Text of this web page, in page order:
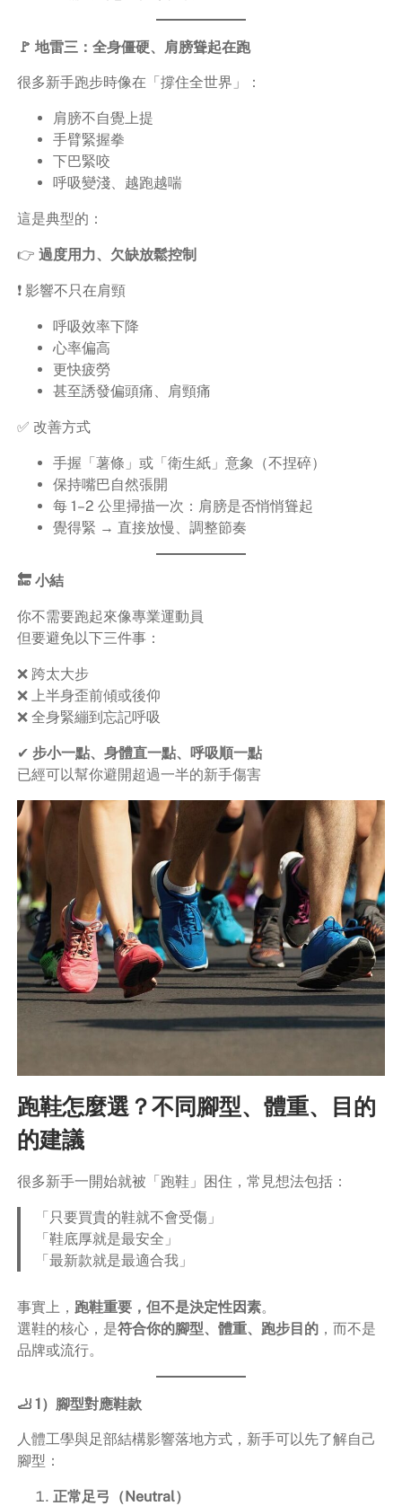
🚩 地雷三：全身僵硬、肩膀聳起在跑
很多新手跑步時像在「撐住全世界」：
肩膀不自覺上提
手臂緊握拳
下巴緊咬
呼吸變淺、越跑越喘
這是典型的：
👉 過度用力、欠缺放鬆控制
❗ 影響不只在肩頸
呼吸效率下降
心率偏高
更快疲勞
甚至誘發偏頭痛、肩頸痛
✅ 改善方式
手握「薯條」或「衛生紙」意象（不捏碎）
保持嘴巴自然張開
每 1–2 公里掃描一次：肩膀是否悄悄聳起
覺得緊 → 直接放慢、調整節奏
🔚 小結
你不需要跑起來像專業運動員
但要避免以下三件事：
❌ 跨太大步
❌ 上半身歪前傾或後仰
❌ 全身緊繃到忘記呼吸
✔ 步小一點、身體直一點、呼吸順一點
已經可以幫你避開超過一半的新手傷害
跑鞋怎麼選？不同腳型、體重、目的
的建議
很多新手一開始就被「跑鞋」困住，常見想法包括：
「只要買貴的鞋就不會受傷」
「鞋底厚就是最安全」
「最新款就是最適合我」
事實上， 跑鞋重要，但不是決定性因素。
選鞋的核心，是符合你的腳型、體重、跑步目的，而不是
品牌或流行。
🦶 1）腳型對應鞋款
人體工學與足部結構影響落地方式，新手可以先了解自己
腳型：
正常足弓（Neutral）